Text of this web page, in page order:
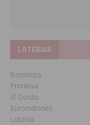
LOTERIAS
Bonoloto
Primitiva
El Gordo
Euromillones
Loteria